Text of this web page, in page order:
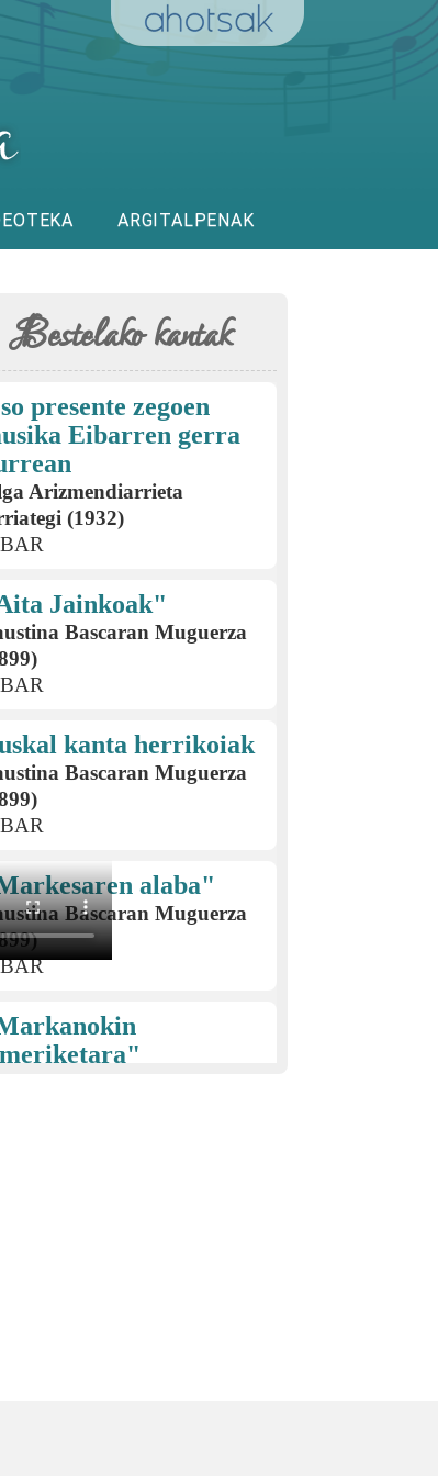
ARGITALPENAK
Bestelako kantak
presente zegoen
Eibarren gerra
Arizmendiarrieta
(1932)
Jainkoak"
Bascaran Muguerza
kanta herrikoiak
Bascaran Muguerza
alaba"
Bascaran Muguerza